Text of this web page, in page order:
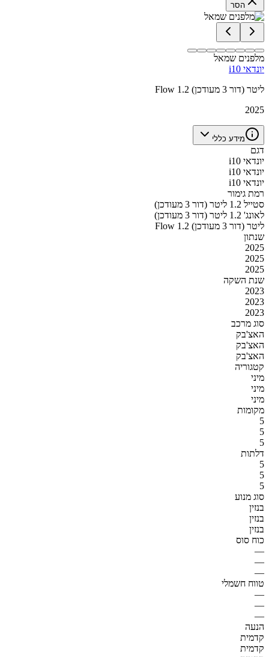
הסר
מלפנים שמאל
יונדאי i10
Flow 1.2 ליטר (דור 3 מעודכן)
2025
מידע כללי
דגם
יונדאי i10
יונדאי i10
יונדאי i10
רמת גימור
סטייל 1.2 ליטר (דור 3 מעודכן)
לאונג' 1.2 ליטר (דור 3 מעודכן)
Flow 1.2 ליטר (דור 3 מעודכן)
שנתון
2025
2025
2025
שנת השקה
2023
2023
2023
סוג מרכב
האצ'בק
האצ'בק
האצ'בק
קטגוריה
מיני
מיני
מיני
מקומות
5
5
5
דלתות
5
5
5
סוג מנוע
בנזין
בנזין
בנזין
כוח סוס
—
—
—
טווח חשמלי
—
—
—
הנעה
קדמית
קדמית